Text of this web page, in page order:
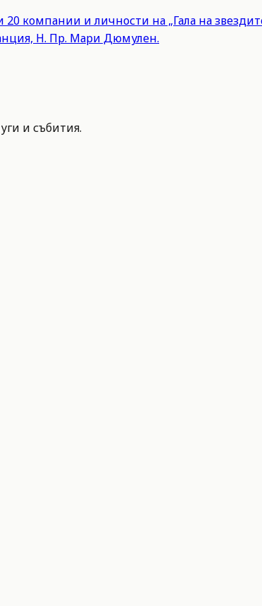
20 компании и личности на „Гала на
Н. Пр. Мари Дюмулен.
и събития.